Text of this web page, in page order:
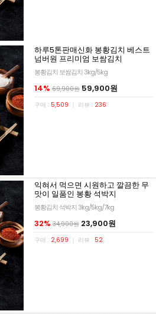
하루5톤판매신화 봉황김치 베스트
넘버원 프리미엄 보쌈김치
봉황김치 보쌈김치 3kg/5kg
14%69,900원 59,900원
구매 : 5,509 ｜ 리뷰 : 236
익혀서 먹으면 시원하고 깔끔한 무
맛이 일품인 봉황 석박지
봉황김치 석박지 3kg/5kg/7kg
32%34,900원 23,900원
구매 : 2,699 ｜ 리뷰 : 52